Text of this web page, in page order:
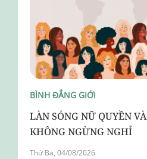
BÌNH ĐẲNG GIỚI
LÀN SÓNG NỮ QUYỀN
KHÔNG NGỪNG NGHỈ
Thứ Ba, 04/08/2026